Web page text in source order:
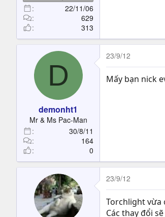
22/11/06
629
313
D
demonht1
Mr & Ms Pac-Man
30/8/11
164
0
23/9/12
Mấy bạn nick
23/9/12
Torchlight vừa
Các thay đổi sẽ